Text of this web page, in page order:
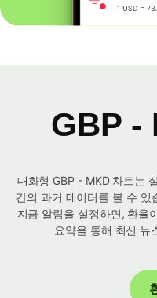
GBP -
대화형 GBP - MKD 차트는
간의 과거 데이터를 볼 수 있
지금 알림을 설정하면, 환율
요약을 통해 최신 뉴